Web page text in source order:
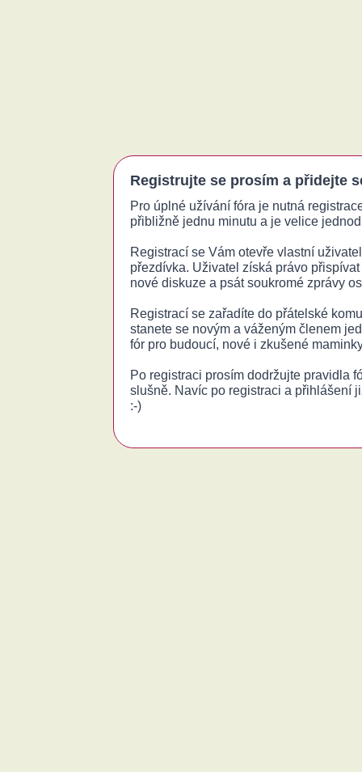
Registrujte se prosím a přidejte
Pro úplné užívání fóra je nutná
přibližně jednu minutu a je velice
Registrací se Vám otevře vlastní
přezdívka. Uživatel získá právo
nové diskuze a psát soukromé zprávy
Registrací se zařadíte do přátelské
stanete se novým a váženým členem
fór pro budoucí, nové i zkušené
Po registraci prosím dodržujte pravidla
slušně. Navíc po registraci a přihlášení
:-)